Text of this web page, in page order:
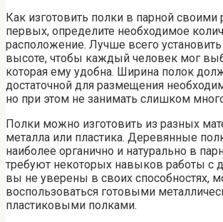
Как изготовить полки в парной своими
первых, определите необходимое
расположение. Лучше всего установить
высоте, чтобы каждый человек мог
которая ему удобна. Ширина полок
достаточной для размещения
но при этом не занимать слишком
Полки можно изготовить из разных
металла или пластика. Деревянные
наиболее органично и натурально в
требуют некоторых навыков работы с
вы не уверены в своих способностях,
воспользоваться готовыми
пластиковыми полками.